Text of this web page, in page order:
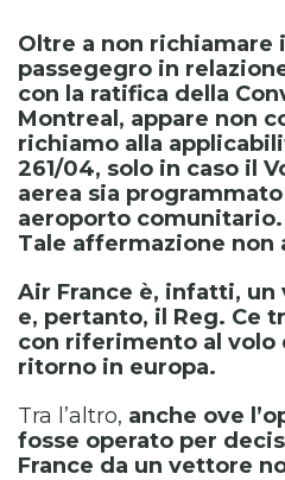
Oltre a non
passegegro in
con la ratifica della
Montreal, appare non
richiamo alla
261/04, solo in caso il
aerea sia
aeroporto comunitario.
Tale affermazione non
Air France è, infatti,
e, pertanto, il Reg. Ce
con riferimento al volo
ritorno in europa.
Tra l’altro, anche ove
fosse operato per
France da un vettore